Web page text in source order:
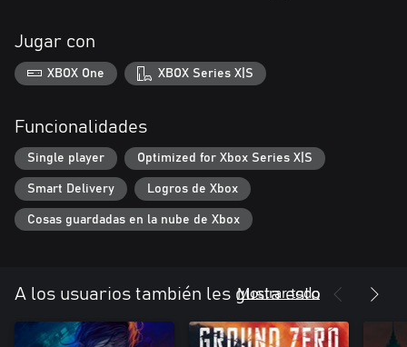
Jugar con
XBOX One XBOX Series X|S
Funcionalidades
Single player Optimized for Xbox Series X|S
Smart Delivery Logros de Xbox
Cosas guardadas en la nube de Xbox
A los usuarios también les gusta esto
Mostrar todo